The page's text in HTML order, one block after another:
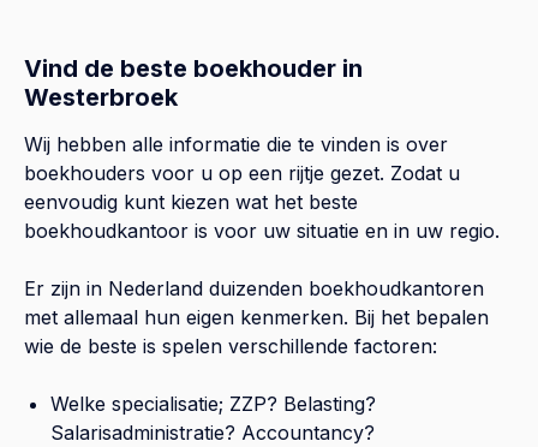
Vind de beste boekhouder in
Westerbroek
Wij hebben alle informatie die te vinden is over
boekhouders voor u op een rijtje gezet. Zodat u
eenvoudig kunt kiezen wat het beste
boekhoudkantoor is voor uw situatie en in uw regio.
Er zijn in Nederland duizenden boekhoudkantoren
met allemaal hun eigen kenmerken. Bij het bepalen
wie de beste is spelen verschillende factoren:
Welke specialisatie; ZZP? Belasting?
Salarisadministratie? Accountancy?